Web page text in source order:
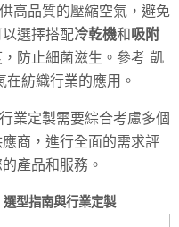
高品質的壓縮空氣，避免
選擇搭配冷乾機和吸附
防止細菌滋生。參考 凱
在紡織行業的應用。
業定製需要綜合考慮多個
商，進行全面的需求評
產品和服務。
型指南與行業定製